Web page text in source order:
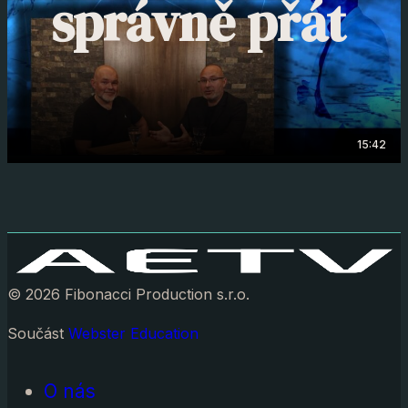
správně přát
15:42
© 2026 Fibonacci Production s.r.o.
Součást Webster Education
O nás